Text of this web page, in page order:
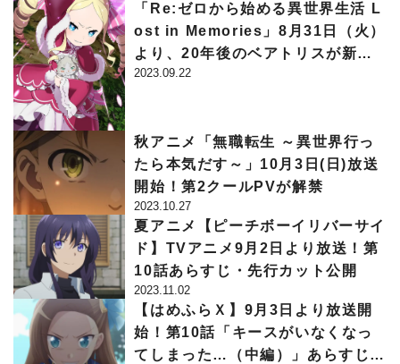
「Re:ゼロから始める異世界生活 L
ost in Memories」8月31日（火）
より、20年後のベアトリスが新登
場する「【取り残された者】ガチ
ベント」開催！
2023.09.22
秋アニメ「無職転生 ～異世界行っ
たら本気だす～」10月3日(日)放送
開始！第2クールPVが解禁
2023.10.27
夏アニメ【ピーチボーイリバーサイ
ド】TVアニメ9月2日より放送！第
10話あらすじ・先行カット公開
2023.11.02
【はめふらＸ】9月3日より放送開
始！第10話「キースがいなくなっ
てしまった…（中編）」あらすじ＆